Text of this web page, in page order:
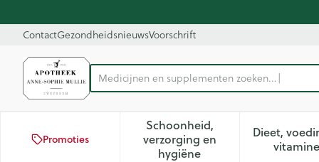
ContactGezondheidsnieuwsVoorschrift
Product, merk, categorie...
Promoties
Schoonheid,
verzorging en
hygiëneToon submenu voor
Dieet,